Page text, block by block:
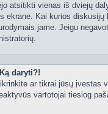
atsitikti vienas iš dviejų
Kai kurios
jame. Jeigu
daryti?!
ar tikrai jūsų
vartotojai tiesiog